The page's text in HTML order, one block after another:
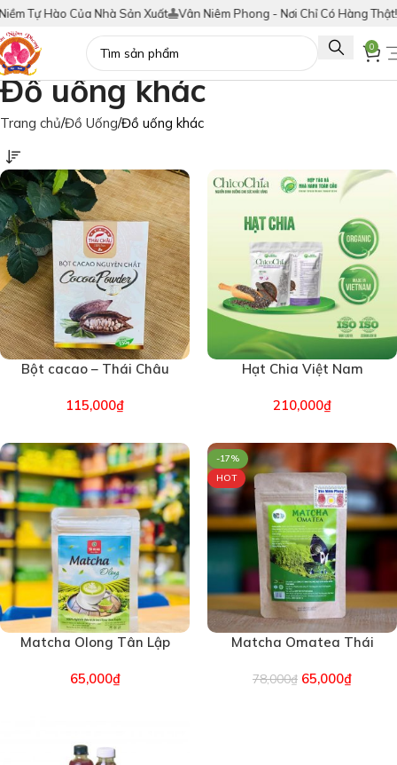
Tự Hào Của Nhà Sản Xuất Vân Niêm Phong - Nơi Chỉ Có Hàng Thật!
0
Đồ uống khác
Trang chủ Đồ Uống Đồ uống khác
Bột cacao – Thái Châu
115,000₫
Hạt Chia Việt Nam
210,000₫
Matcha Olong Tân Lập
65,000₫
-17%
HOT
Matcha Omatea Thái
(2500)
78,000₫ 65,000₫